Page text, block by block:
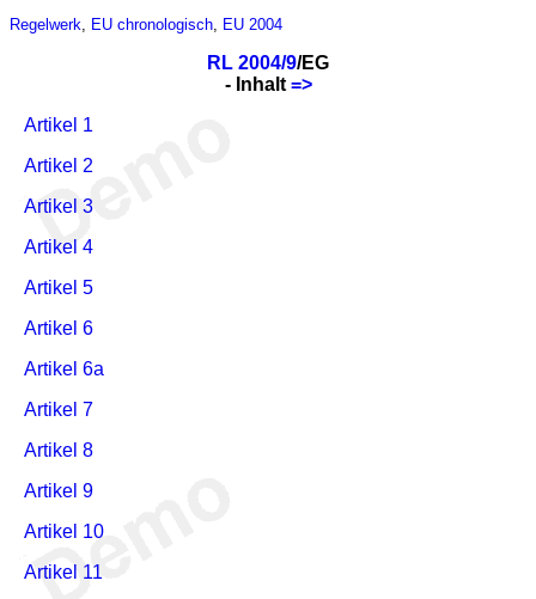
Regelwerk EU chronologisch EU 2004
RL 2004/9/EG
- Inhalt =>
Artikel 1
Artikel 2
Artikel 3
Artikel 4
Artikel 5
Artikel 6
Artikel 6a
Artikel 7
Artikel 8
Artikel 9
Artikel 10
Artikel 11